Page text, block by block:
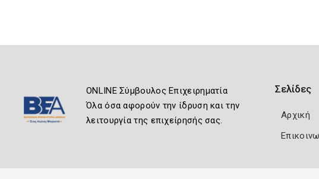
ONLINE Σύμβουλος Επιχειρηματία
Όλα όσα αφορούν την ίδρυση και την
λειτουργία της επιχείρησής σας.
Σελίδες
Αρχική